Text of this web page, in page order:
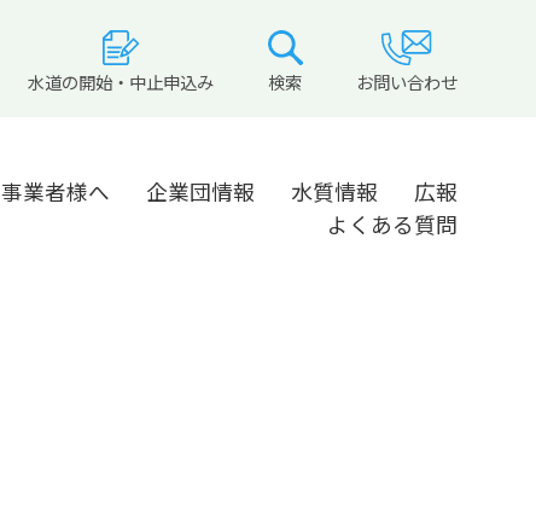
水道の開始・中止申込み 検索 お問い合わせ
事業者様へ 企業団情報 水質情報
広報
よくある質問